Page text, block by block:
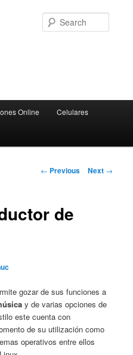
Online Celulares
Post
← Previous Next →
de
gozar de sus funciones a
y de varias opciones de
este cuenta con
de su utilización como
operativos entre ellos